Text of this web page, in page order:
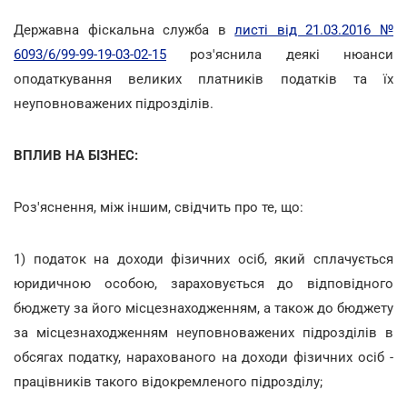
Державна фіскальна служба влисті від 21.03.2016 №
6093/6/99-99-19-03-02-15 роз'яснила деякі нюанси
оподаткування великих платників податків та їх
неуповноважених підрозділів.
ВПЛИВ НА БІЗНЕС:
Роз'яснення, між іншим, свідчить про те, що:
1) податок на доходи фізичних осіб, який сплачується
юридичною особою, зараховується до відповідного
бюджету за його місцезнаходженням, а також до бюджету
за місцезнаходженням неуповноважених підрозділів в
обсягах податку, нарахованого на доходи фізичних осіб -
працівників такого відокремленого підрозділу;